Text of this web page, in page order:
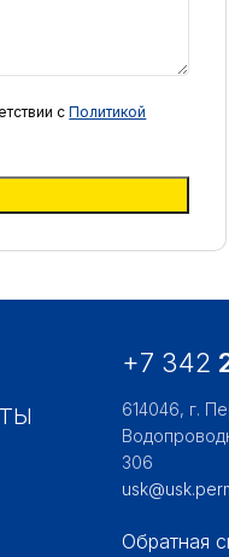
сПолитикой
+7 342
614046, г.
306
Обратная